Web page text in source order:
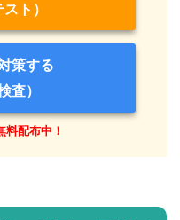
ト）
策する
査）
料配布中！